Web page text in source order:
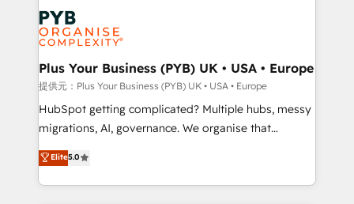
services are offered in both English & French.
Zoho, Pardot, Marketo, Microsoft Dynamics, Wix,
WordPress and legacy CRMs, turning fragmented
systems into unified, growth-ready HubSpot
architectures that accelerate revenue operations and
performance. - Multi-object CRM migration, cleanup,
and implementation. - Pre-built and custom
integrations across your full tech stack. - Custom
- Dashboards, lifecycle campaigns, and lead
nurturing sequences. - Cross-hub setup across
Plus Your Business (PYB) UK • USA • Europe
提供元：Plus Your Business (PYB) UK • USA • Europe
HubSpot getting complicated? Multiple hubs, messy
migrations, AI, governance. We organise that
complexity, so your team can put HubSpot to work...
Welcome to our Profile! We help with: • CRM
implementation, reports, workflows, and team
Elite5.0